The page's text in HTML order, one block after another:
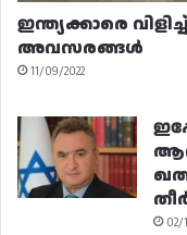
ഇന്ത്യക്കാരെ
അവസരങ്ങൾ
11/09/2022
02/